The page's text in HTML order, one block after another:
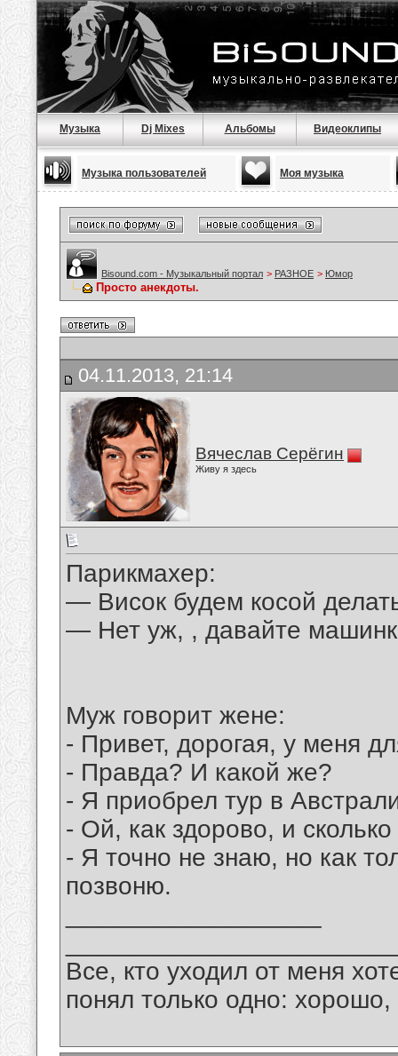
Музыка Dj Mixes Альбомы Видеоклипы
Музыка пользователей Моя музыка
Bisound.com - Музыкальный портал > РАЗНОЕ > Юмор
Просто анекдоты.
04.11.2013, 21:14
Вячеслав Серёгин
Живу я здесь
Парикмахер:
— Висок будем косой
— Нет уж, , давайте
Муж говорит жене:
- Привет, дорогая, у меня
- Правда? И какой же?
- Я приобрел тур в
- Ой, как здорово, и
- Я точно не знаю, но как
позвоню.
Все, кто уходил от меня
понял только одно: